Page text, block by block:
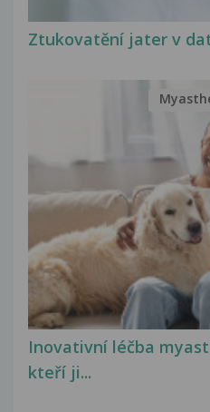
Ztukovatění jater v
Inovativní léčba
kteří ji...